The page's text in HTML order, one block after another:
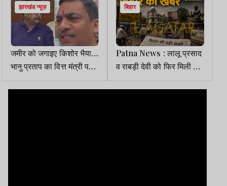
झारखंड न्यूज़
जमीर को जगाइए किशोर भैया…
भानु प्रताप का वित्त मंत्री पर
तीखा हमला
बिहार
Patna News : लालू प्रसाद
व राबड़ी देवी को फिर मिली Z
श्रेणी की सुरक्षा